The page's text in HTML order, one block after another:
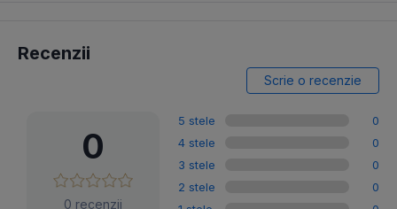
Recenzii
Scrie o recenzie
0
0 recenzii
5 stele
0
4 stele
0
3 stele
0
2 stele
0